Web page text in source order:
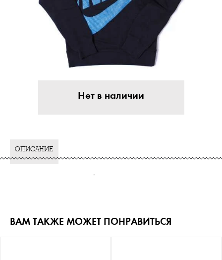
Нет в наличии
ОПИСАНИЕ
-
ВАМ ТАКЖЕ МОЖЕТ ПОНРАВИТЬСЯ